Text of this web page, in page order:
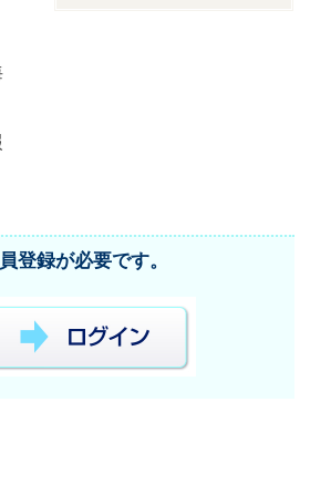
登録が必要です。